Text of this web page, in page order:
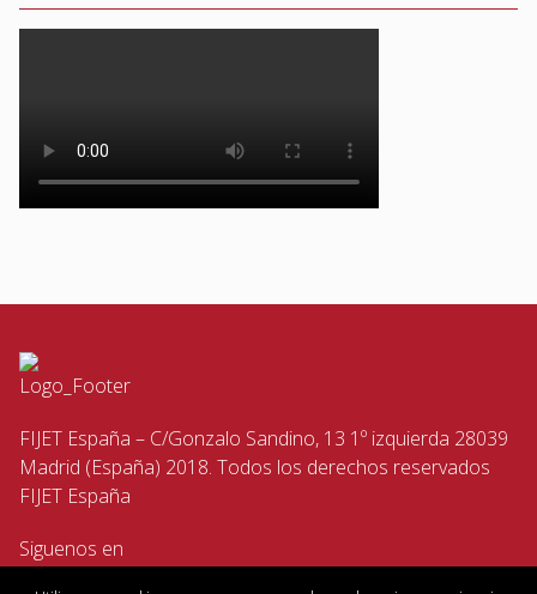
FIJET España – C/Gonzalo Sandino, 13 1º izquierda 28039
Madrid (España) 2018. Todos los derechos reservados
FIJET España
Siguenos en